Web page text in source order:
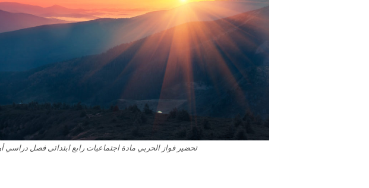
تحضير فواز الحربي مادة اجتماعيات رابع ابتدائى فصل دراسي أول